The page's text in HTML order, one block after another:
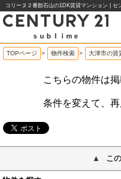
コリーヌ２番館石山の1DK賃貸マンション | セ
TOPページ > 物件検索 > 大津市の賃
こちらの物件は
条件を変えて、再
こ